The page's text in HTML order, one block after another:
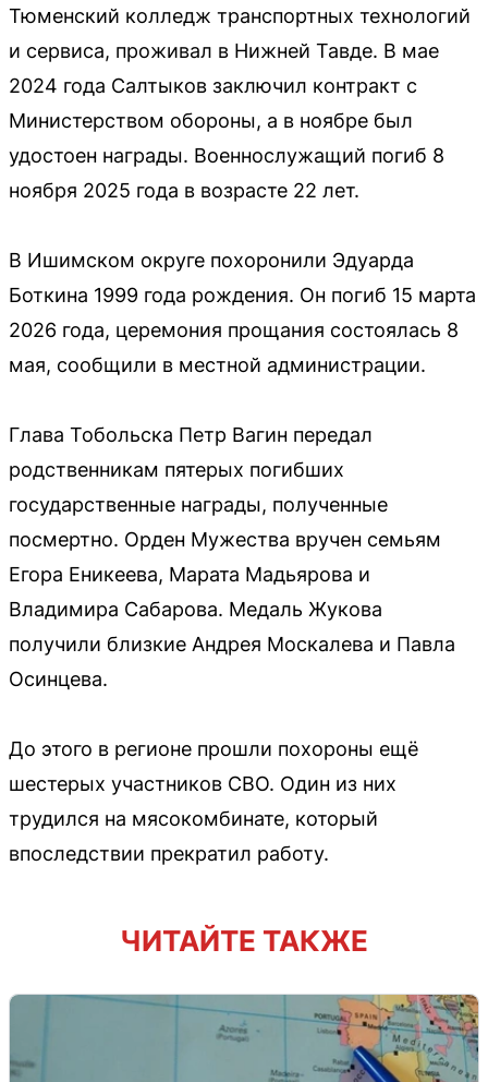
Тюменский колледж транспортных технологий
и сервиса, проживал в Нижней Тавде. В мае
2024 года Салтыков заключил контракт с
Министерством обороны, а в ноябре был
удостоен награды. Военнослужащий погиб 8
ноября 2025 года в возрасте 22 лет.
В Ишимском округе похоронили Эдуарда
Боткина 1999 года рождения. Он погиб 15 марта
2026 года, церемония прощания состоялась 8
мая, сообщили в местной администрации.
Глава Тобольска Петр Вагин передал
родственникам пятерых погибших
государственные награды, полученные
посмертно. Орден Мужества вручен семьям
Егора Еникеева, Марата Мадьярова и
Владимира Сабарова. Медаль Жукова
получили близкие Андрея Москалева и Павла
Осинцева.
До этого в регионе прошли похороны ещё
шестерых участников СВО. Один из них
трудился на мясокомбинате, который
впоследствии прекратил работу.
ЧИТАЙТЕ ТАКЖЕ